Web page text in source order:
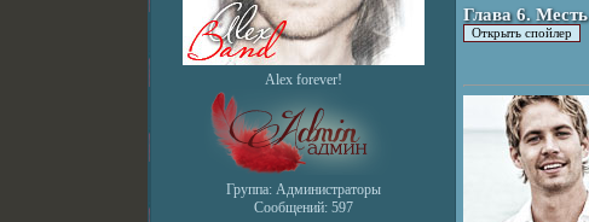
Alex forever!
Группа: Администраторы
Сообщений: 597
Глава 6. Месть